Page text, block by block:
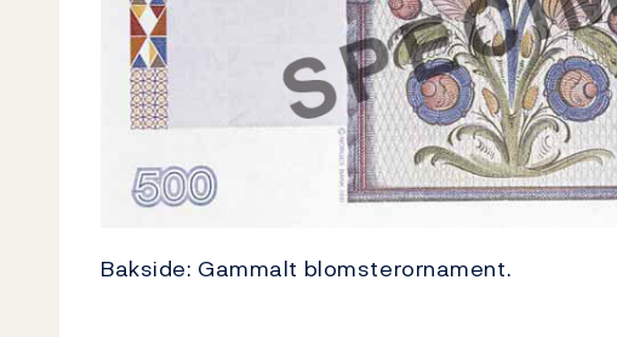
Bakside: Gammalt blomsterornament.